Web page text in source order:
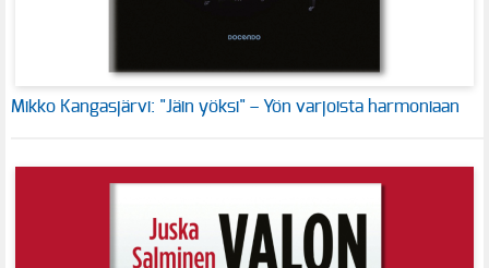
Mikko Kangasjärvi: "Jäin yöksi" – Yön varjoista harmoniaan